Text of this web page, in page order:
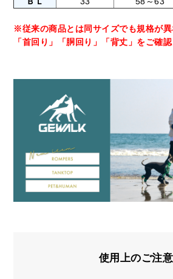
※従来の商品とは同サイズでも規格が
「首回り」「胴回り」「背丈」をご確認
使用上のご注意